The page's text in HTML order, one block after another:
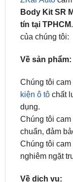
của chúng tôi:
Về sản phẩm:
Chúng tôi cam
dụng.
Chúng tôi cam
chuẩn, đảm
Chúng tôi
nghiêm ngặt
Về dịch vụ:
Chúng tôi cam